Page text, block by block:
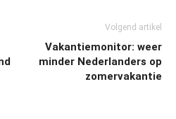
Volgend artikel
Vakantiemonitor: weer
minder Nederlanders op
zomervakantie